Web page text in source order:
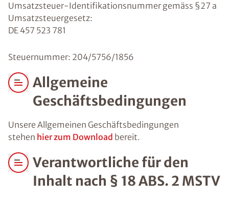
Umsatzsteuer-Identifikationsnummer gemäss §27 a
Umsatzsteuergesetz:
DE 457 523 781
Steuernummer: 204/5756/1856
Allgemeine
Geschäftsbedingungen
Unsere Allgemeinen Geschäftsbedingungen
stehen hier zum Download bereit.
Verantwortliche für den
Inhalt nach § 18 ABS. 2 MSTV